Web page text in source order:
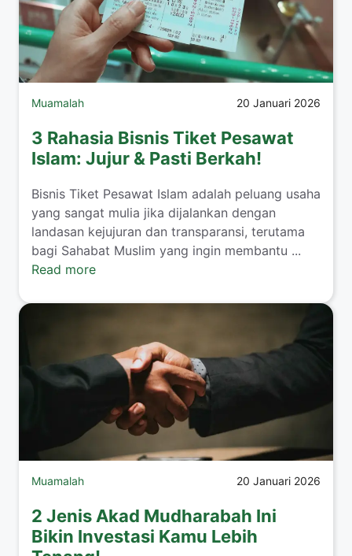
Muamalah 20 Januari 2026
3 Rahasia Bisnis Tiket Pesawat
Islam: Jujur & Pasti Berkah!
​Bisnis Tiket Pesawat Islam adalah peluang usaha
yang sangat mulia jika dijalankan dengan
landasan kejujuran dan transparansi, terutama
bagi Sahabat Muslim yang ingin membantu ...
Read more
Muamalah 20 Januari 2026
2 Jenis Akad Mudharabah Ini
Bikin Investasi Kamu Lebih